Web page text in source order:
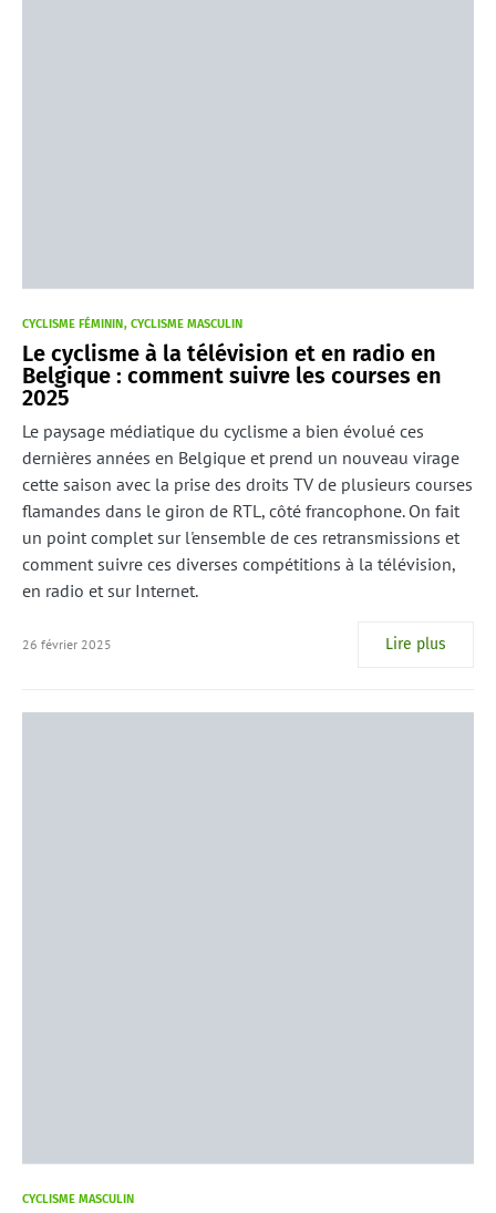
CYCLISME FÉMININ CYCLISME MASCULIN
Le cyclisme à la télévision et en radio en
Belgique : comment suivre les courses en
2025
Le paysage médiatique du cyclisme a bien évolué ces
dernières années en Belgique et prend un nouveau virage
cette saison avec la prise des droits TV de plusieurs courses
flamandes dans le giron de RTL, côté francophone. On fait
un point complet sur l'ensemble de ces retransmissions et
comment suivre ces diverses compétitions à la télévision,
en radio et sur Internet.
26 février 2025 Lire plus
CYCLISME MASCULIN